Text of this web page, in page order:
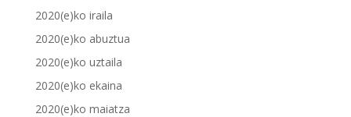
2020(e)ko iraila
2020(e)ko abuztua
2020(e)ko uztaila
2020(e)ko ekaina
2020(e)ko maiatza